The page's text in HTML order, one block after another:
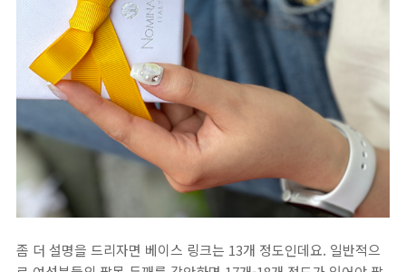
좀 더 설명을 드리자면 베이스 링크는 13개 정도인데요. 일반적으